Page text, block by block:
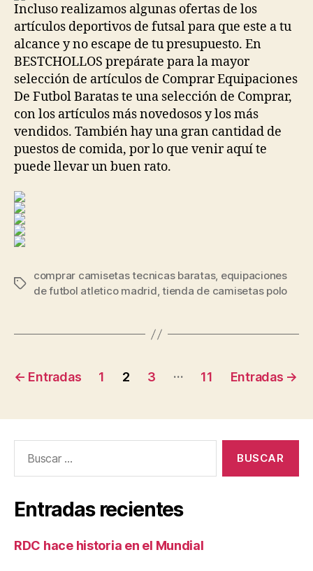
Incluso realizamos algunas ofertas de los
artículos deportivos de futsal para que este a tu
alcance y no escape de tu presupuesto. En
BESTCHOLLOS prepárate para la mayor
selección de artículos de Comprar Equipaciones
De Futbol Baratas te una selección de Comprar,
con los artículos más novedosos y los más
vendidos. También hay una gran cantidad de
puestos de comida, por lo que venir aquí te
puede llevar un buen rato.
Etiquetas
comprar camisetas tecnicas baratas, equipaciones
de futbol atletico madrid,tienda de camisetas polo
Navegación
entradas
← Entradas 1 2 3 … 11 Entradas →
Entradas recientes
RDC hace historia en el Mundial